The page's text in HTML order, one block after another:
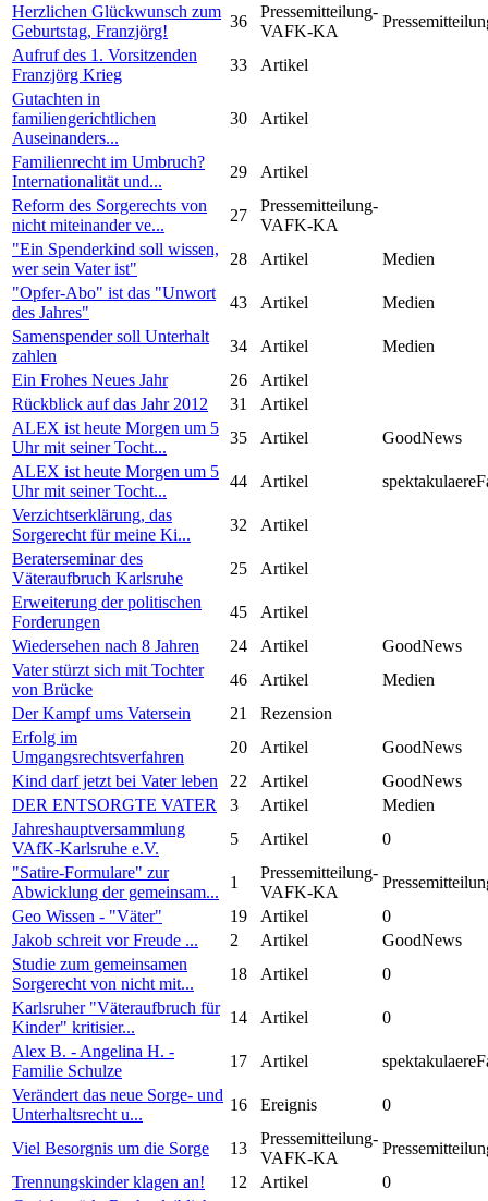
Herzlichen Glückwunsch zum
Geburtstag, Franzjörg!
36
Pressemitteilung-
VAFK-KA
Aufruf des 1. Vorsitzenden
Franzjörg Krieg
33
Artikel
Gutachten in
familiengerichtlichen
Auseinanders...
30 Artikel
Familienrecht im Umbruch?
Internationalität und...
29
Artikel
Reform des Sorgerechts von
nicht miteinander ve...
27
Pressemitteilung-
VAFK-KA
"Ein Spenderkind soll wissen,
wer sein Vater ist"
28 Artikel
Medien
"Opfer-Abo" ist das "Unwort
des Jahres"
43 Artikel
Medien
Samenspender soll Unterhalt
zahlen
34 Artikel
Medien
Ein Frohes Neues Jahr
26
Artikel
Rückblick auf das Jahr 2012
31
Artikel
ALEX ist heute Morgen um 5
Uhr mit seiner Tocht...
35 Artikel
GoodNews
ALEX ist heute Morgen um 5
Uhr mit seiner Tocht...
44 Artikel
Verzichtserklärung, das
Sorgerecht für meine Ki...
32
Artikel
Beraterseminar des
Väteraufbruch Karlsruhe
25
Artikel
Erweiterung der politischen
Forderungen
45
Artikel
Wiedersehen nach 8 Jahren
24 Artikel
GoodNews
Vater stürzt sich mit Tochter
von Brücke
46 Artikel
Medien
Der Kampf ums Vatersein
21
Rezension
Erfolg im
Umgangsrechtsverfahren
20 Artikel
GoodNews
Kind darf jetzt bei Vater leben
22 Artikel
GoodNews
DER ENTSORGTE VATER
3 Artikel
Medien
Jahreshauptversammlung
VAfK-Karlsruhe e.V.
5 Artikel
0
"Satire-Formulare" zur
Abwicklung der gemeinsam...
1
Pressemitteilung-
VAFK-KA
Geo Wissen - "Väter"
19 Artikel
0
Jakob schreit vor Freude ...
2 Artikel
GoodNews
Studie zum gemeinsamen
Sorgerecht von nicht mit...
18 Artikel
0
Karlsruher "Väteraufbruch für
Kinder" kritisier...
14 Artikel
0
Alex B. - Angelina H. -
Familie Schulze
17 Artikel
Verändert das neue Sorge- und
Unterhaltsrecht u...
16 Ereignis 0
Viel Besorgnis um die Sorge 13
Pressemitteilung-
VAFK-KA
Trennungskinder klagen an!
12 Artikel
0